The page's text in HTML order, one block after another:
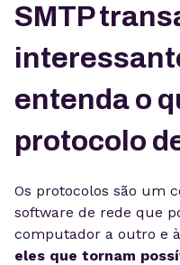
SMTP
entenda o
protocolo
Os protocolos são um
software de rede que
computador a outro e
eles que tornam